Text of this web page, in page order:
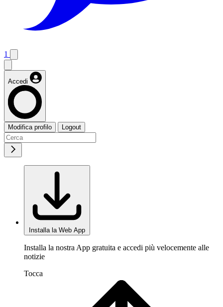
1
Accedi
Modifica profilo Logout
Installa la Web App
Installa la nostra App gratuita e accedi più velocemente alle
notizie
Tocca